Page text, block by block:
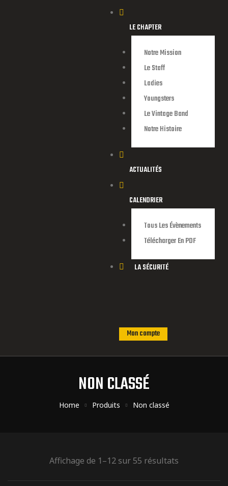
LE CHAPTER
Notre Mission
Le Staff
Ladies
Youngsters
Le Vintage Band
Notre Histoire
ACTUALITÉS
CALENDRIER
Tous Les Évènements
Télécharger En PDF
LA SÉCURITÉ
Mon compte
NON CLASSÉ
Home Produits Non classé
Affichage de 1–12 sur 55 résultats